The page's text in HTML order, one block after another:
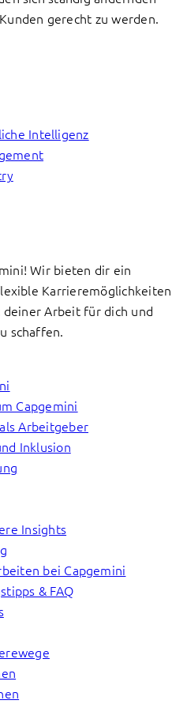
gerecht zu werden.
Intelligenz
Wir bieten dir ein
Karrieremöglichkeiten
Arbeit für dich und
schaffen.
Capgemini
Arbeitgeber
Inklusion
Insights
bei Capgemini
& FAQ